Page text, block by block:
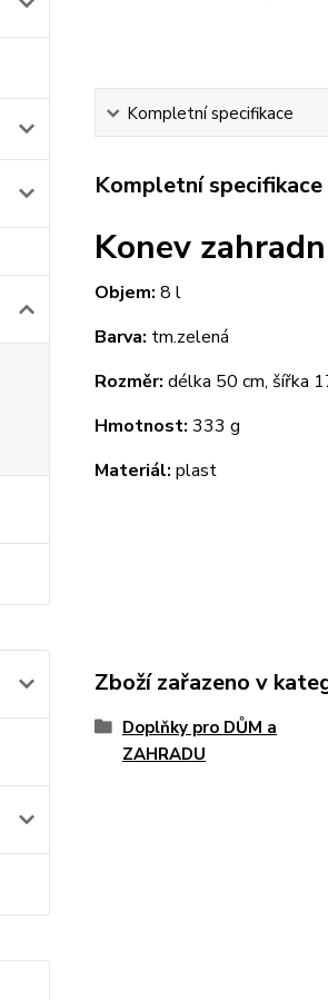
Kompletní specifikace
Kompletní specifikace
Konev
Objem: 8 l
Barva: tm.zelená
Rozměr: délka 50 cm, šířka
Hmotnost: 333 g
Materiál: plast
Zboží zařazeno v
Doplňky pro DŮM a
ZAHRADU